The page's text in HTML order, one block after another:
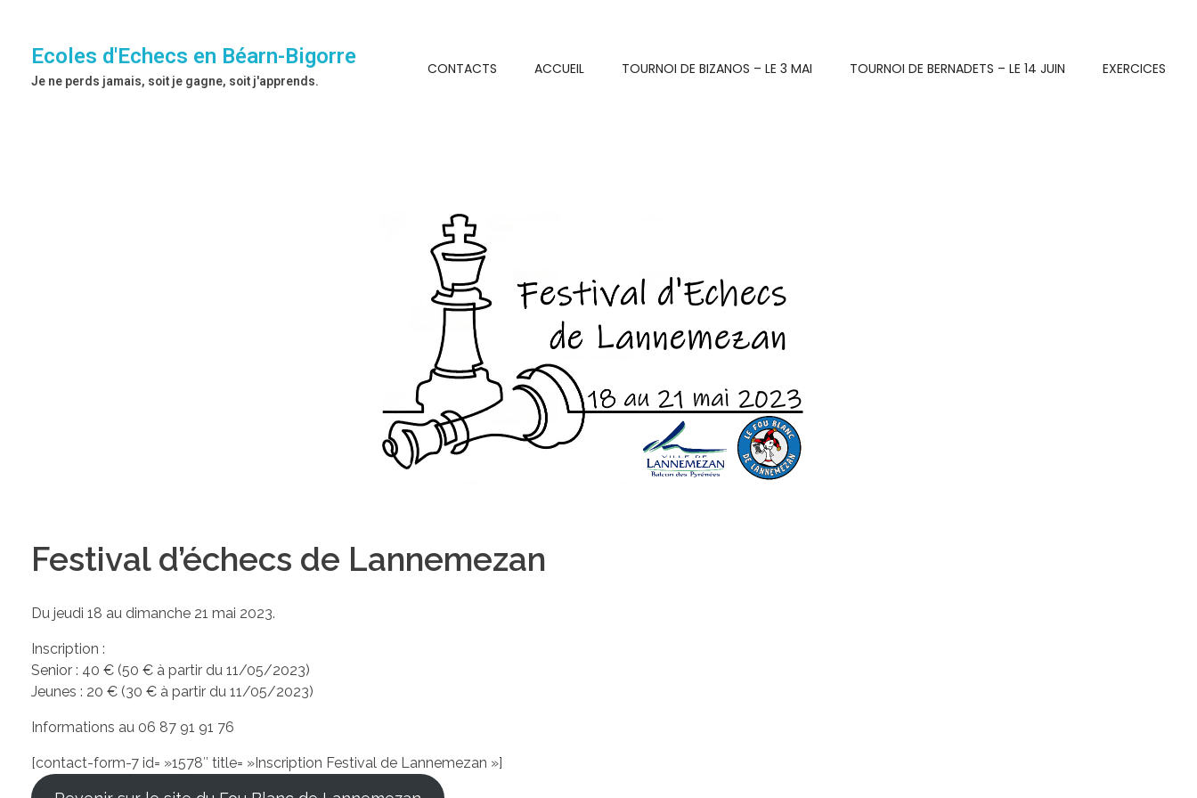
Ecoles d'Echecs en Béarn-Bigorre
Je ne perds jamais, soit je gagne, soit j'apprends.
CONTACTS ACCUEIL TOURNOI DE BIZANOS – LE 3 MAI TOURNOI DE BERNADETS – LE 14 JUIN EXERCICES
Festival d’échecs de Lannemezan
Du jeudi 18 au dimanche 21 mai 2023.
Inscription :
Senior : 40 € (50 € à partir du 11/05/2023)
Jeunes : 20 € (30 € à partir du 11/05/2023)
Informations au 06 87 91 91 76
[contact-form-7 id= »1578″ title= »Inscription Festival de Lannemezan »]